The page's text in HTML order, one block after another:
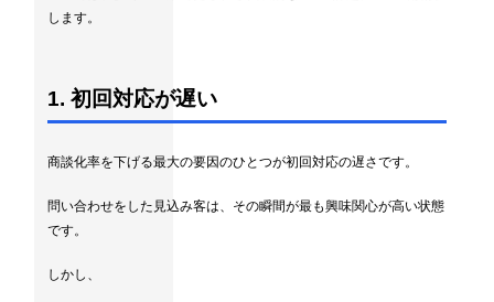
します。
1. 初回対応が遅い
商談化率を下げる最大の要因のひとつが初回対応の遅さです。
問い合わせをした見込み客は、その瞬間が最も興味関心が高い状態
です。
しかし、